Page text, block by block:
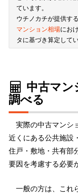
ています。
ウチノカチが提供す
マンション相場にお
タに基づき算定してい
中古マン
調べる
実際の中古マンシ
近くにある公共施設
住戸・敷地・共有部
要因を考慮する必要
一般の方は、これ